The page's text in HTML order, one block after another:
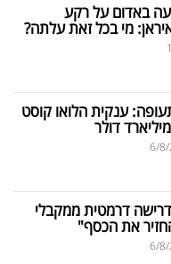
באדום על רקע
מי בכל זאת עלתה?
ענקית הלואו קוסט
6/
דרמטית ממקבלי
את הכסף"
6/